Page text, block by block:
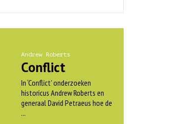
Andrew Roberts
Conflict
In ‘Conflict’ onderzoeken
historicus Andrew Roberts en
generaal David Petraeus hoe de
...